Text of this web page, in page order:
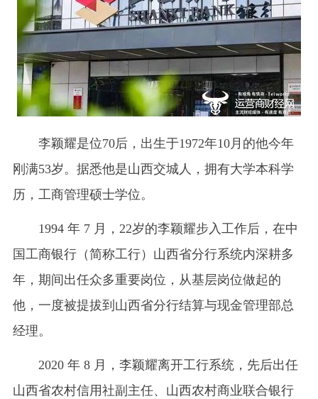
李颖耀是位70后，出生于1972年10月的他今年
刚满53岁。据悉他是山西交城人，拥有大学本科学
历，工商管理硕士学位。
1994 年 7 月，22岁的李颖耀步入工作后，在中
国工商银行（简称工行）山西省分行系统内深耕多
年，期间出任众多重要岗位，从基层岗位做起的
他，一度被提拔到山西省分行结算与现金管理部总
经理。
2020 年 8 月，李颖耀离开工行系统，先后出任
山西省农村信用社副主任、山西农村商业联合银行